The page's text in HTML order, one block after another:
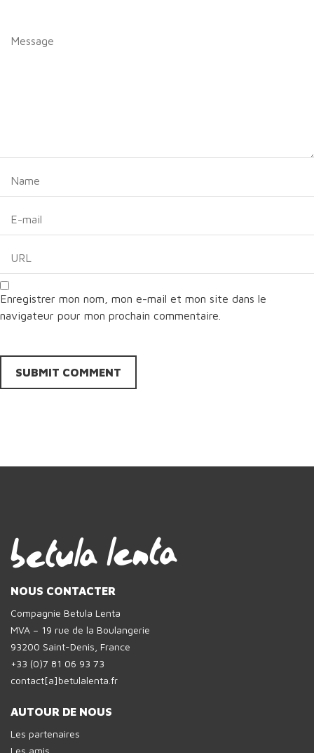
Enregistrer mon nom, mon e-mail et mon site dans le
navigateur pour mon prochain commentaire.
NOUS CONTACTER
Compagnie Betula Lenta
MVA – 19 rue de la Boulangerie
93200 Saint-Denis, France
+33 (0)7 81 06 93 73
contact[a]betulalenta.fr
AUTOUR DE NOUS
Les partenaires
Les amis